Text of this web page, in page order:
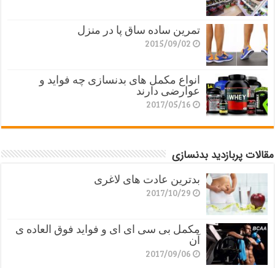
تمرین ساده ساق پا در منزل
2015/09/02
انواع مکمل های بدنسازی چه فواید و
عوارضی دارند
2017/05/16
مقالات پربازدید بدنسازی
بدترین عادت های لاغری
2017/10/29
مکمل بی سی ای ای و فواید فوق العاده ی
آن
2017/09/06